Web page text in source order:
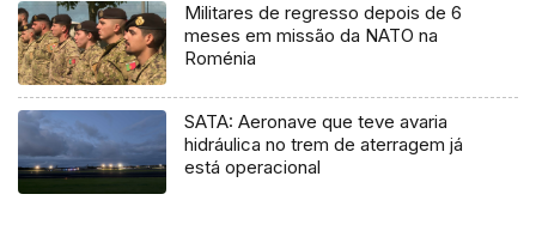
Militares de regresso depois de 6
meses em missão da NATO na
Roménia
SATA: Aeronave que teve avaria
hidráulica no trem de aterragem já
está operacional